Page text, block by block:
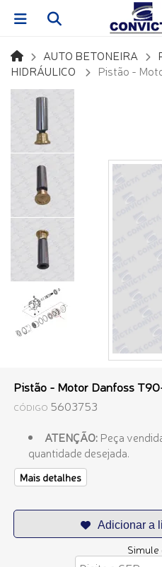
AUTO BETONEIRA
HIDRÁULICO
Pistão -
Pistão - Motor Danfoss
CÓDIGO 5603753
ATENÇÃO: Peça
quantidade desejada.
Mais detalhes
Simule